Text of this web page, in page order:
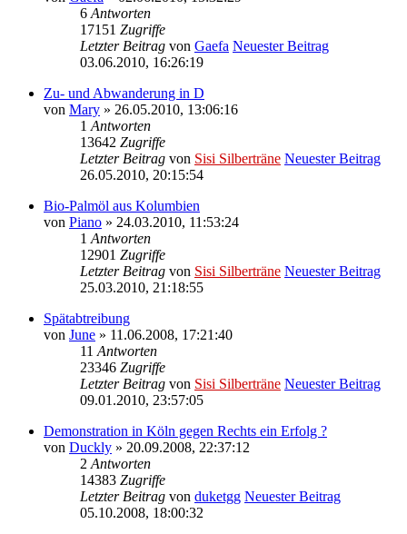
6 Antworten
17151 Zugriffe
Letzter Beitrag von Gaefa Neuester Beitrag
03.06.2010, 16:26:19
Zu- und Abwanderung in D
von Mary » 26.05.2010, 13:06:16
1 Antworten
13642 Zugriffe
Letzter Beitrag von Sisi Silberträne Neuester Beitrag
26.05.2010, 20:15:54
Bio-Palmöl aus Kolumbien
von Piano » 24.03.2010, 11:53:24
1 Antworten
12901 Zugriffe
Letzter Beitrag von Sisi Silberträne Neuester Beitrag
25.03.2010, 21:18:55
Spätabtreibung
von June » 11.06.2008, 17:21:40
11 Antworten
23346 Zugriffe
Letzter Beitrag von Sisi Silberträne Neuester Beitrag
09.01.2010, 23:57:05
Demonstration in Köln gegen Rechts ein Erfolg ?
von Duckly » 20.09.2008, 22:37:12
2 Antworten
14383 Zugriffe
Letzter Beitrag von duketgg Neuester Beitrag
05.10.2008, 18:00:32